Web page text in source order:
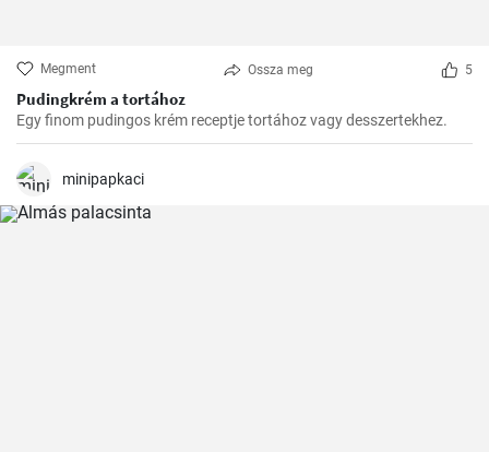
Megment Ossza meg 5
Pudingkrém a tortához
Egy finom pudingos krém receptje tortához vagy desszertekhez.
minipapkaci